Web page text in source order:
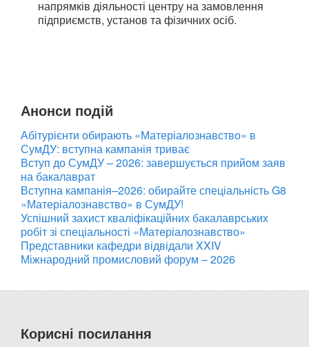
напрямків діяльності центру на замовлення
підприємств, установ та фізичних осіб.
Анонси подій
Абітурієнти обирають «Матеріалознавство» в
СумДУ: вступна кампанія триває
Вступ до СумДУ – 2026: завершується прийом заяв
на бакалаврат
Вступна кампанія–2026: обирайте спеціальність G8
«Матеріалознавство» в СумДУ!
Успішний захист кваліфікаційних бакалаврських
робіт зі спеціальності «Матеріалознавство»
Представники кафедри відвідали XXIV
Міжнародний промисловий форум – 2026
Корисні посилання